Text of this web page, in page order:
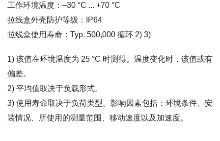
工作环境温度：–30 °C ... +70 °C
拉线盒外壳防护等级：IP64
拉线盒使用寿命：Typ. 500,000 循环 2) 3)
1) 该值在环境温度为 25 °C 时测得。温度变化时，该值或有
偏差。
2) 平均值取决于负载形式。
3) 使用寿命取决于负荷类型。影响因素包括：环境条件、安
装情况、所使用的测量范围、移动速度以及加速度。